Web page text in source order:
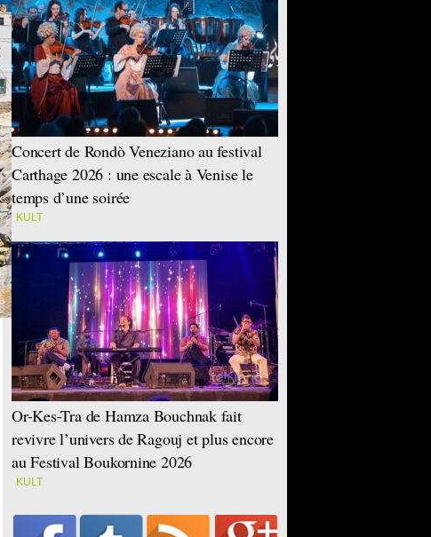
Concert de Rondò Veneziano au festival
Carthage 2026 : une escale à Venise le
temps d’une soirée
KULT
Or-Kes-Tra de Hamza Bouchnak fait
revivre l’univers de Ragouj et plus encore
au Festival Boukornine 2026
KULT